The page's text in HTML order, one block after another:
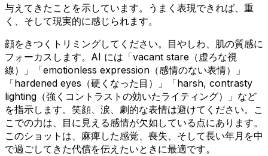
与えてきたことを示しています。うまく表現できれば、重
く、そして現実的に感じられます。
顔をきつくトリミングしてください。目やしわ、肌の質感に
フォーカスします。AI には「vacant stare（虚ろな視
線）」「emotionless expression（感情のない表情）」
「hardened eyes（硬くなった目）」「harsh, contrasty
lighting（強くコントラストの効いたライティング）」など
を指示します。笑顔、涙、劇的な表情は避けてください。こ
こでの力は、目に見える感情が欠如している点にあります。
このショットは、麻痺した感覚、喪失、そして長い年月を中
で過ごしてきた代償を伝えたいときに最適です。